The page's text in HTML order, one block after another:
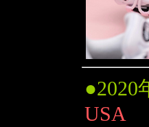
●2020
USA